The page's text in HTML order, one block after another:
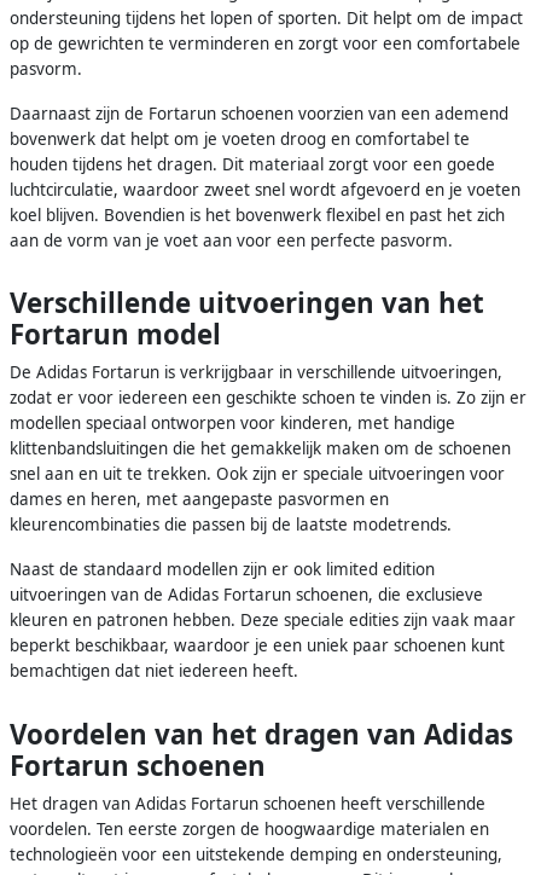
ondersteuning tijdens het lopen of sporten. Dit helpt om de impact
op de gewrichten te verminderen en zorgt voor een comfortabele
pasvorm.
Daarnaast zijn de Fortarun schoenen voorzien van een ademend
bovenwerk dat helpt om je voeten droog en comfortabel te
houden tijdens het dragen. Dit materiaal zorgt voor een goede
luchtcirculatie, waardoor zweet snel wordt afgevoerd en je voeten
koel blijven. Bovendien is het bovenwerk flexibel en past het zich
aan de vorm van je voet aan voor een perfecte pasvorm.
Verschillende uitvoeringen van het
Fortarun model
De Adidas Fortarun is verkrijgbaar in verschillende uitvoeringen,
zodat er voor iedereen een geschikte schoen te vinden is. Zo zijn er
modellen speciaal ontworpen voor kinderen, met handige
klittenbandsluitingen die het gemakkelijk maken om de schoenen
snel aan en uit te trekken. Ook zijn er speciale uitvoeringen voor
dames en heren, met aangepaste pasvormen en
kleurencombinaties die passen bij de laatste modetrends.
Naast de standaard modellen zijn er ook limited edition
uitvoeringen van de Adidas Fortarun schoenen, die exclusieve
kleuren en patronen hebben. Deze speciale edities zijn vaak maar
beperkt beschikbaar, waardoor je een uniek paar schoenen kunt
bemachtigen dat niet iedereen heeft.
Voordelen van het dragen van Adidas
Fortarun schoenen
Het dragen van Adidas Fortarun schoenen heeft verschillende
voordelen. Ten eerste zorgen de hoogwaardige materialen en
technologieën voor een uitstekende demping en ondersteuning,